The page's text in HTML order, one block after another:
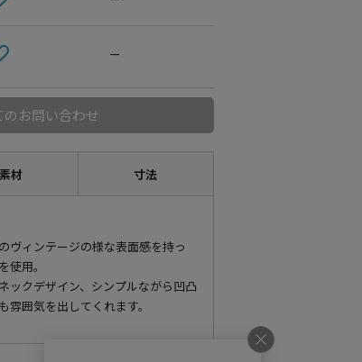
—
のお問い合わせ
素材 寸法
ヴィンテージの様な表面感を持っ
使用。
ックデザイン、シンプルながら凹凸
囲気を出してくれます。